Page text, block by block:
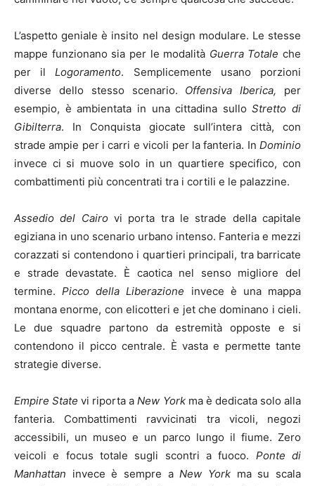
L’aspetto geniale è insito nel design modulare. Le stesse
mappe funzionano sia per le modalità Guerra Totale che
per ilLogoramento. Semplicemente usano porzioni
diverse dello stesso scenario. Offensiva Iberica, per
esempio, è ambientata in una cittadina sulloStretto di
Gibilterra. In Conquista giocate sull’intera città, con
strade ampie per i carri e vicoli per la fanteria. In Dominio
invece ci si muove solo in un quartiere specifico, con
combattimenti più concentrati tra i cortili e le palazzine.
Assedio del Cairovi porta tra le strade della capitale
egiziana in uno scenario urbano intenso. Fanteria e mezzi
corazzati si contendono i quartieri principali, tra barricate
e strade devastate. È caotica nel senso migliore del
termine.Picco della Liberazione invece è una mappa
montana enorme, con elicotteri e jet che dominano i cieli.
Le due squadre partono da estremità opposte e si
contendono il picco centrale. È vasta e permette tante
strategie diverse.
Empire State vi riporta aNew Yorkma è dedicata solo alla
fanteria. Combattimenti ravvicinati tra vicoli, negozi
accessibili, un museo e un parco lungo il fiume. Zero
veicoli e focus totale sugli scontri a fuoco. Ponte di
Manhattan invece è sempre aNew York ma su scala